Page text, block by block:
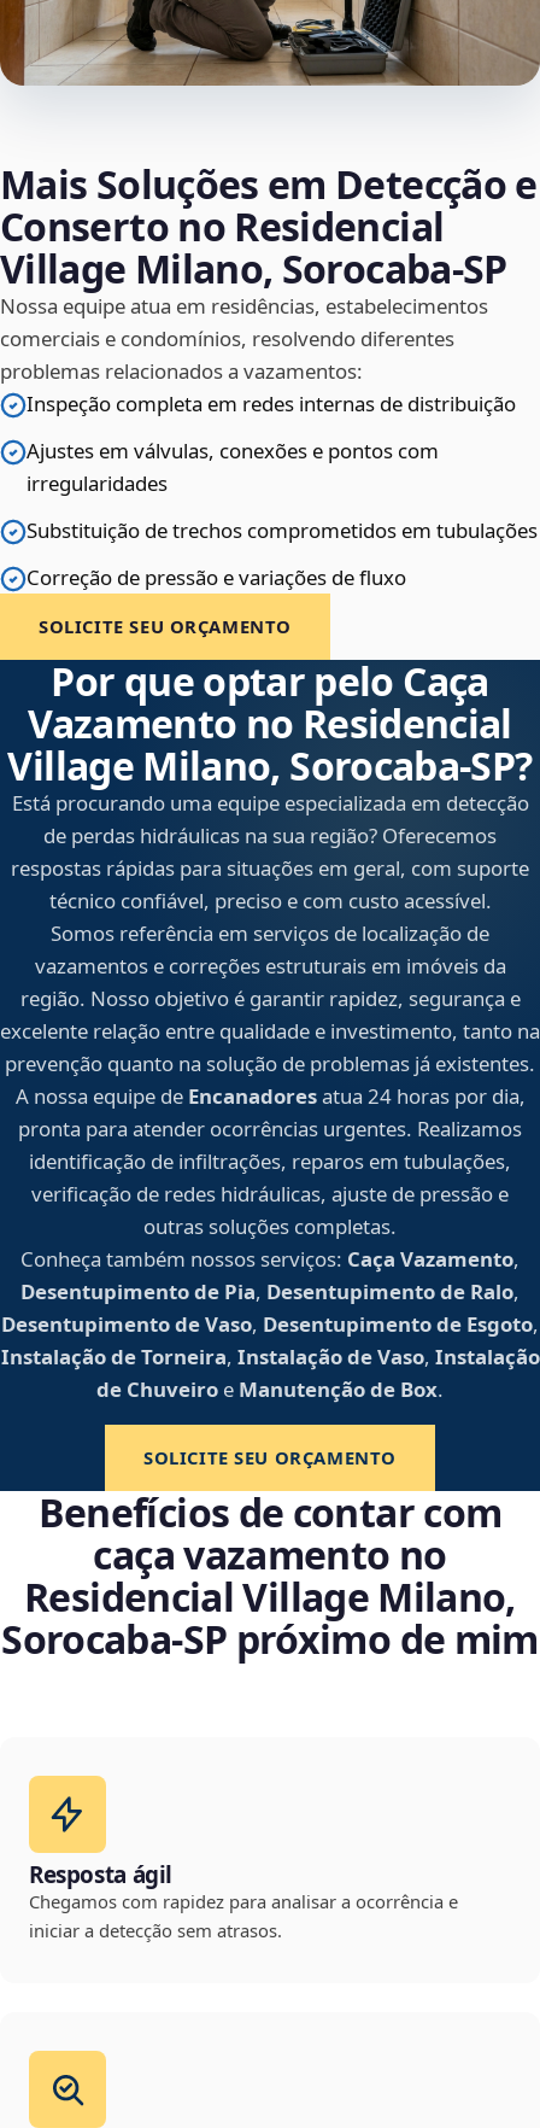
Mais Soluções em Detecção e
Conserto no Residencial
Village Milano, Sorocaba‑SP
Nossa equipe atua em residências, estabelecimentos
comerciais e condomínios, resolvendo diferentes
problemas relacionados a vazamentos:
Inspeção completa em redes internas de distribuição
Ajustes em válvulas, conexões e pontos com
irregularidades
Substituição de trechos comprometidos em tubulações
Correção de pressão e variações de fluxo
SOLICITE SEU ORÇAMENTO
Por que optar pelo Caça
Vazamento no Residencial
Village Milano, Sorocaba‑SP?
Está procurando uma equipe especializada em detecção
de perdas hidráulicas na sua região? Oferecemos
respostas rápidas para situações em geral, com suporte
técnico confiável, preciso e com custo acessível.
Somos referência em serviços de localização de
vazamentos e correções estruturais em imóveis da
região. Nosso objetivo é garantir rapidez, segurança e
excelente relação entre qualidade e investimento, tanto na
prevenção quanto na solução de problemas já existentes.
A nossa equipe de Encanadoresatua 24 horas por dia,
pronta para atender ocorrências urgentes. Realizamos
identificação de infiltrações, reparos em tubulações,
verificação de redes hidráulicas, ajuste de pressão e
outras soluções completas.
Conheça também nossos serviços: Caça Vazamento,
Desentupimento de Pia, Desentupimento de Ralo,
Desentupimento de Vaso, Desentupimento de Esgoto,
Instalação de Torneira, Instalação de Vaso, Instalação
de Chuveiro e Manutenção de Box.
SOLICITE SEU ORÇAMENTO
Benefícios de contar com
caça vazamento no
Residencial Village Milano,
Sorocaba‑SP próximo de mim
Resposta ágil
Chegamos com rapidez para analisar a ocorrência e
iniciar a detecção sem atrasos.